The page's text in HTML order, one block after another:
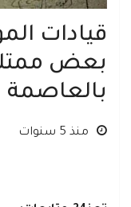
قيادات
بعض
منذ 5 سنوات